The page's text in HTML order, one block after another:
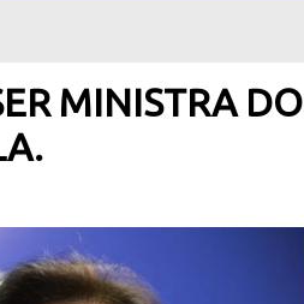
MINISTRA DO